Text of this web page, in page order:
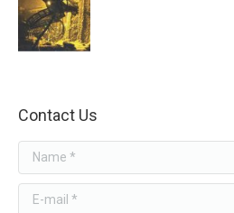
Contact Us
Name *
E-mail *